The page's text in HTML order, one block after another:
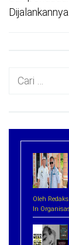
Cari
Oleh
In